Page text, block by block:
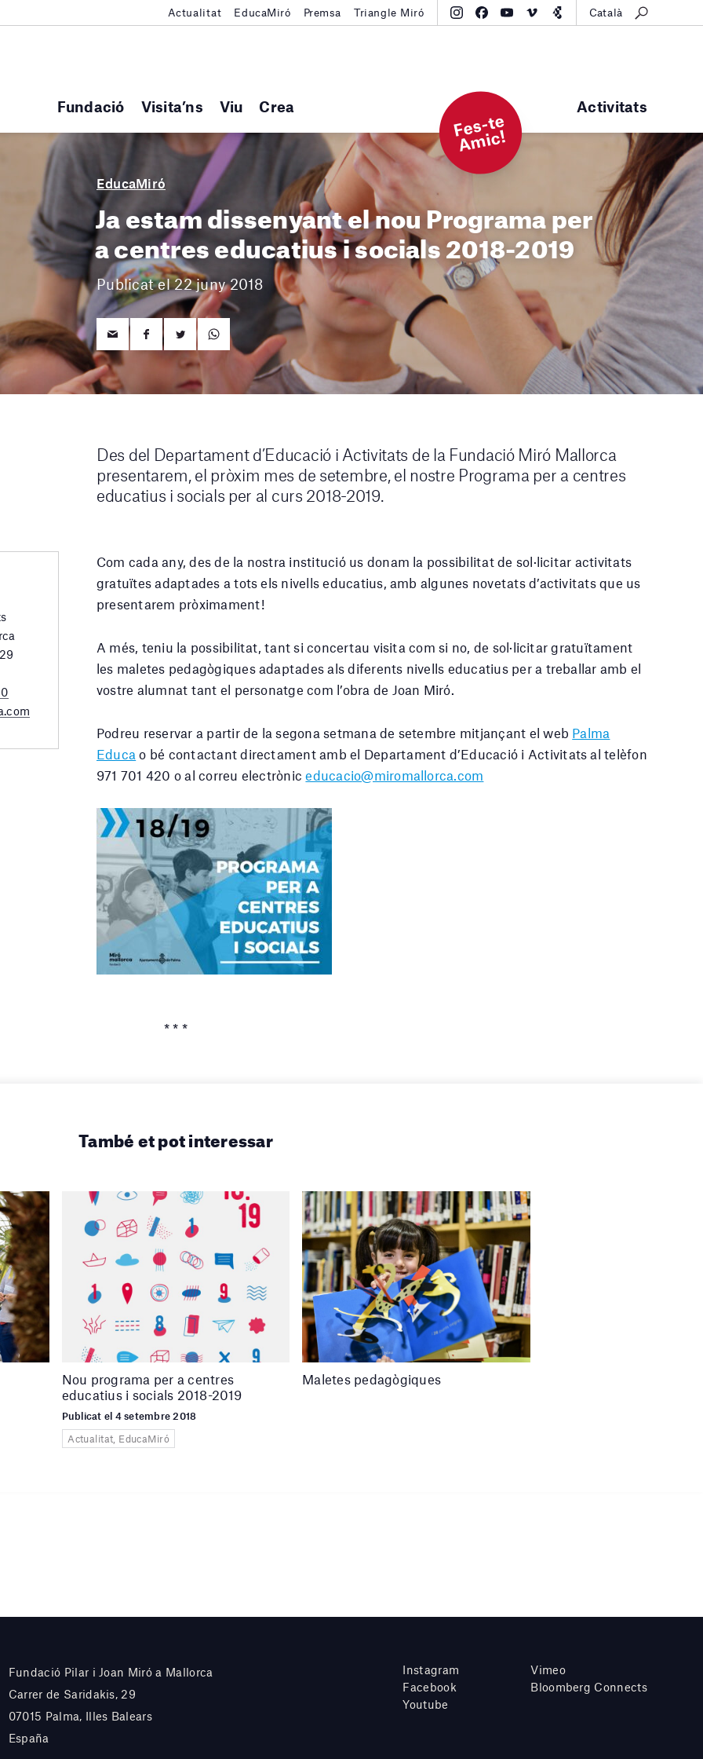
Fundació Visita’ns Viu Crea Activitats
Actualitat EducaMiró Premsa Triangle Miró Català
F
e
s-t
e
A
mi
c!
EducaMiró
Ja estam dissenyant el nou Programa per
a centres educatius i socials 2018-2019
Publicat el 22 juny 2018
Des del Departament d’Educació i Activitats de la Fundació Miró Mallorca
presentarem, el pròxim mes de setembre, el nostre Programa per a centres
educatius i socials per al curs 2018-2019.
Com cada any, des de la nostra institució us donam la possibilitat de sol·licitar activitats
gratuïtes adaptades a tots els nivells educatius, amb algunes novetats d’activitats que us
presentarem pròximament!
A més, teniu la possibilitat, tant si concertau visita com si no, de sol·licitar gratuïtament
les maletes pedagògiques adaptades als diferents nivells educatius per a treballar amb el
vostre alumnat tant el personatge com l’obra de Joan Miró.
Podreu reservar a partir de la segona setmana de setembre mitjançant el web Palma
Educa o bé contactant directament amb el Departament d’Educació i Activitats al telèfon
971 701 420 o al correu electròniceducacio@miromallorca.com
* * *
També et pot interessar
Nou programa per a centres
educatius i socials 2018-2019
Publicat el 4 setembre 2018
Actualitat, EducaMiró
Maletes pedagògiques
Fundació Pilar i Joan Miró a Mallorca
Carrer de Saridakis, 29
07015 Palma, Illes Balears
España
Instagram
Facebook
Youtube
Vimeo
Bloomberg Connects